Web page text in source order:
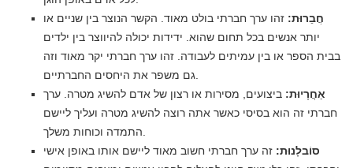
חֲבֵרוּת: זהו ערך חברתי בולט מאוד. הקשר הנוצר בין שניים או
יותר אנשים בכל תחום שהוא. ידידות יכולה להיווצר בין ילדים
בבית הספר או בין עמיתים לעבודה. זהו ערך חברתי יקר מאוד וזה
אַחֲרָיוּת: ביצועים, מסירות או רצון של אדם להשיג מטרה. ערך
חברתי זה הוא בסיסי כאשר אתה רוצה להשיג מטרה ועליך ליישם
סוֹבלָנוּת: זה ערך חברתי חשוב מאוד ליישם אותו באופן אישי